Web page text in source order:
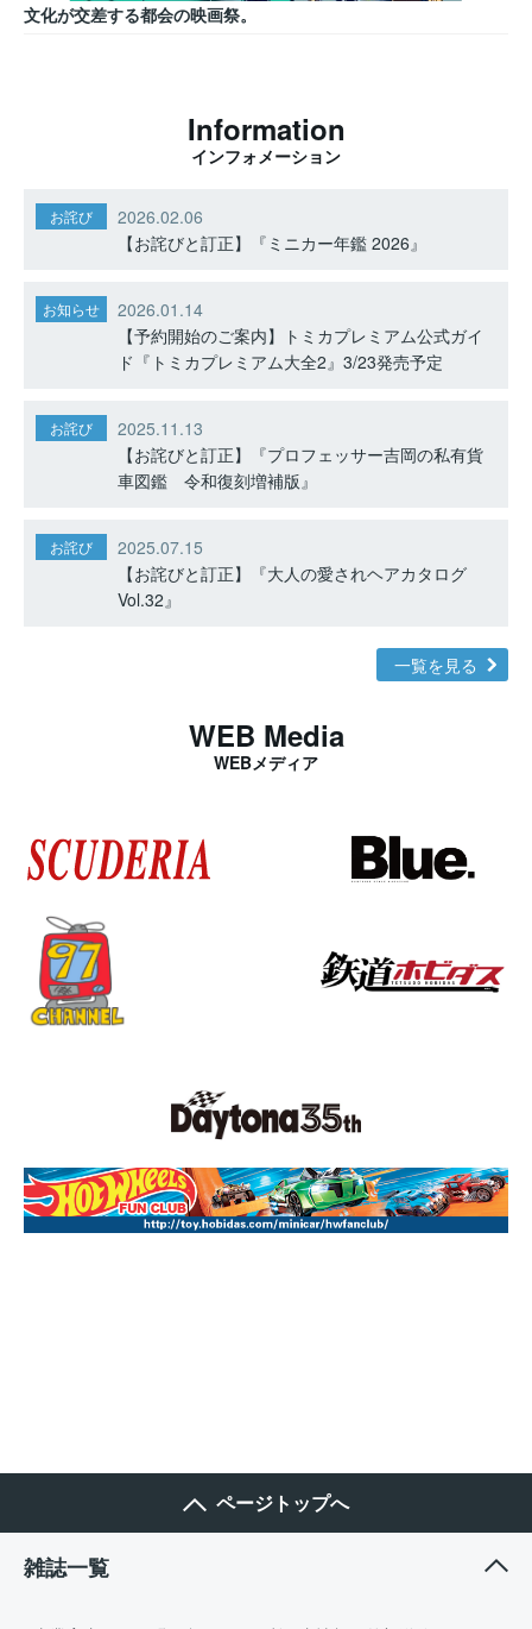
文化が交差する都会の映画祭。
Information
インフォメーション
お詫び
2026.02.06
【お詫びと訂正】『ミニカー年鑑 2026』
お知らせ
2026.01.14
【予約開始のご案内】トミカプレミアム公式ガイ
ド『トミカプレミアム大全2』3/23発売予定
お詫び
2025.11.13
【お詫びと訂正】『プロフェッサー吉岡の私有貨
車図鑑 令和復刻増補版』
お詫び
2025.07.15
【お詫びと訂正】『大人の愛されヘアカタログ
Vol.32』
一覧を見る
WEB Media
WEBメディア
ページトップへ
雑誌一覧